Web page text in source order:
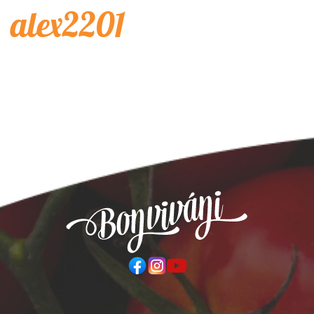
alex2201